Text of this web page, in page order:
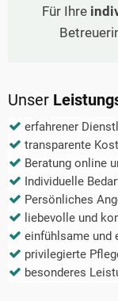
Für Ihre
Unser
erfahrener
transparente
Beratung online
Individuelle
Persönliches
liebevolle und
einfühlsame und
privilegierte
besonderes